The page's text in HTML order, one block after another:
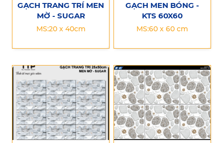
GẠCH TRANG TRÍ MEN
MỜ - SUGAR
MS:20 x 40cm
GẠCH MEN BÓNG -
KTS 60X60
MS:60 x 60 cm